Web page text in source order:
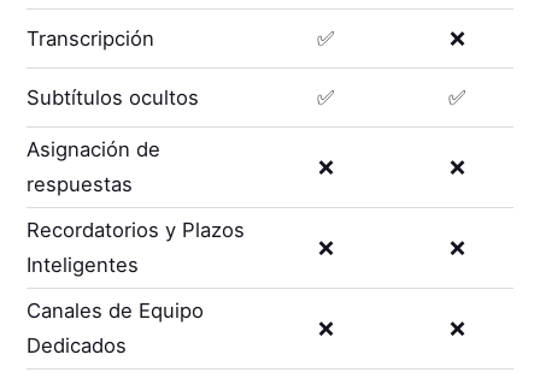
Transcripción ✅ ❌
Subtítulos ocultos ✅ ✅
Asignación de
respuestas
❌ ❌
Recordatorios y Plazos
Inteligentes
❌ ❌
Canales de Equipo
Dedicados
❌ ❌